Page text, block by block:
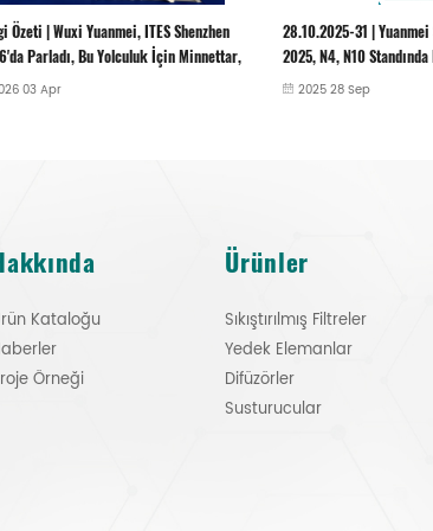
31 | Yuanmei Sizi ComVac ASIA
N4, N10 Standında Buluşmaya Davet
28 Sep
Wuxi Yuanmei Sizi ACH
Katılmaya Davet Ediyor!
2025 29 Aug
Kataloğu
Örneği
Ürünler
Sıkıştırılmış Filtreler
Yedek Elemanlar
Difüzörler
Susturucular